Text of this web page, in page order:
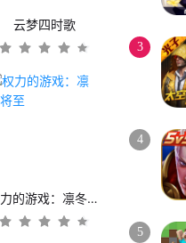
云梦四时歌
权力的游戏：凛冬将至
3
4
5